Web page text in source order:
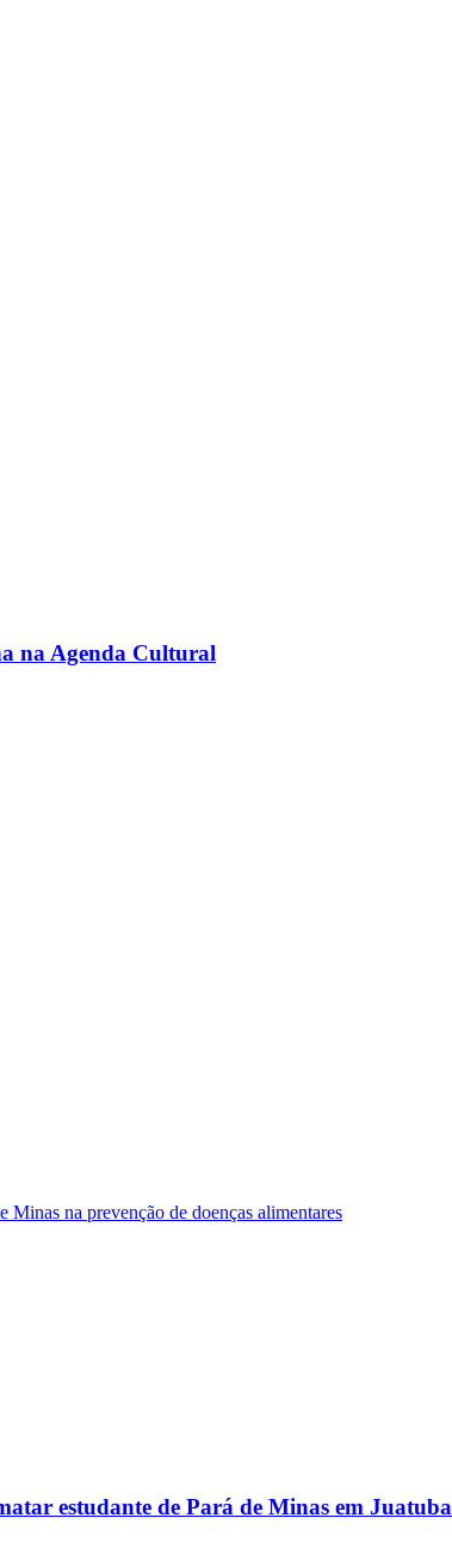
na Agenda Cultural
Minas na prevenção de doenças alimentares
estudante de Pará de Minas em Juatuba